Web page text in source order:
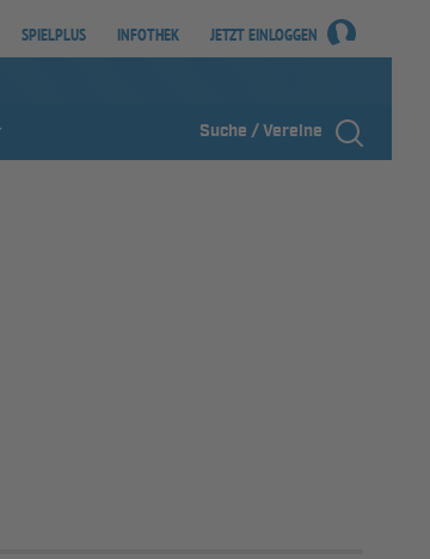
SPIELPLUS INFOTHEK JETZT EINLOGGEN
Suche / Vereine